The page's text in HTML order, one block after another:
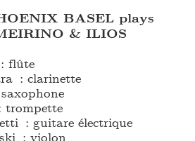
BASEL plays
& ILIOS
flûte
: clarinette
trompette
: guitare électrique
: violon